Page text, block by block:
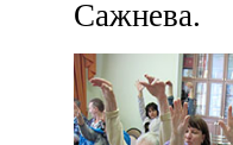
Сажнева.